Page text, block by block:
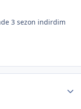
3 sezon indirdim